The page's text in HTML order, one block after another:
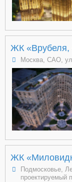
ЖК «Врубеля,
Москва, САО,
ЖК
Подмосковье,
проектируемый